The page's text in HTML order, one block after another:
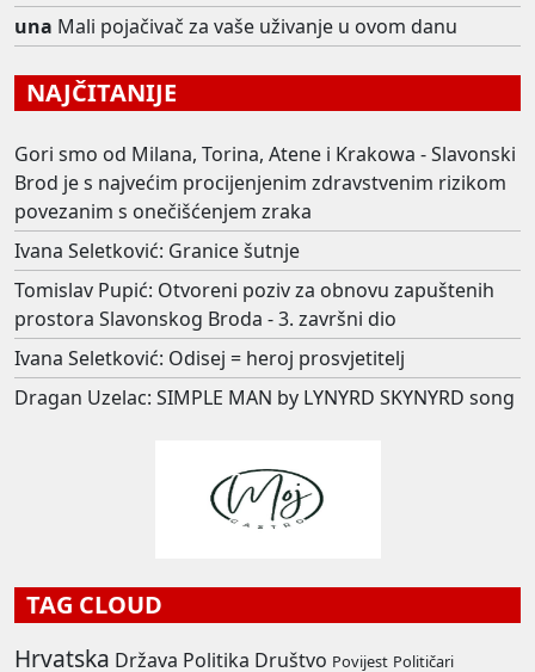
una Mali pojačivač za vaše uživanje u ovom danu
NAJČITANIJE
Gori smo od Milana, Torina, Atene i Krakowa - Slavonski
Brod je s najvećim procijenjenim zdravstvenim rizikom
povezanim s onečišćenjem zraka
Ivana Seletković: Granice šutnje
Tomislav Pupić: Otvoreni poziv za obnovu zapuštenih
prostora Slavonskog Broda - 3. završni dio
Ivana Seletković: Odisej = heroj prosvjetitelj
Dragan Uzelac: SIMPLE MAN by LYNYRD SKYNYRD song
TAG CLOUD
Hrvatska Država Politika Društvo Povijest Političari